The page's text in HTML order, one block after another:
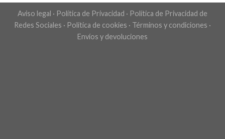
Aviso legal · Política de Privacidad · Política de Privacidad de
Redes Sociales · Política de cookies · Términos y condiciones ·
Envíos y devoluciones